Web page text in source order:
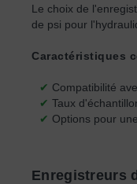
Le choix de
de psi pour
Caractéristiques
✔ Compatibilité
✔ Taux
✔ Options pour
Enregistreurs